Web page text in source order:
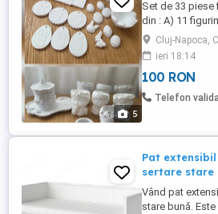
5
Set de 33
din : A) 11
format din: - 5
model baiat - o
suport de
ovala cu model
22 figurine cu
Cluj-Napoca,
ieri 18:14
100 RON
Telefon
Pat extensibil
sertare stare
Vând pat
stare bună.